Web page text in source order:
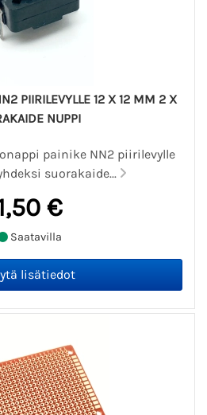
PIIRILEVYLLE 12 X 12 MM 2 X
NUPPI
painike NN2 piirilevylle
suorakaide...
€
Saatavilla